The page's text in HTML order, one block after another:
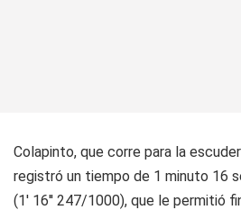
Colapinto, que corre para la
registró un tiempo de 1 minuto 16
(1' 16'' 247/1000), que le permitió